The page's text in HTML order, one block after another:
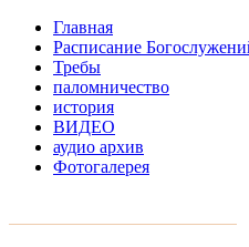
Главная
Расписание
Требы
паломничество
история
ВИДЕО
аудио архив
Фотогалерея